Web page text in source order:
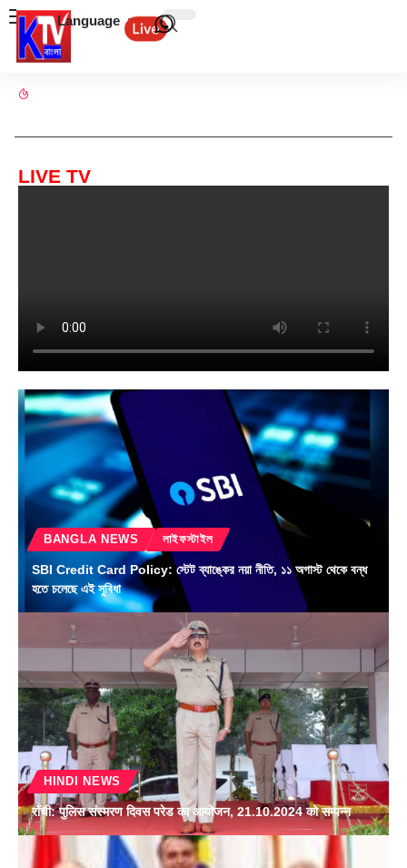
Language
Jamshedpur FC: জামশেদপুর এফসির সিদ্ধান্ত পুনর্বিবেচনার আর্জি
LIVE TV
BANGLA NEWS লাইফস্টাইল
SBI Credit Card Policy: স্টেট ব্যাঙ্কের নয়া নীতি, ১১ অগাস্ট থেকে বন্ধ
হতে চলেছে এই সুবিধা
HINDI NEWS
राँची: पुलिस संस्मरण दिवस परेड का आयोजन, 21.10.2024 को सम्पन्न